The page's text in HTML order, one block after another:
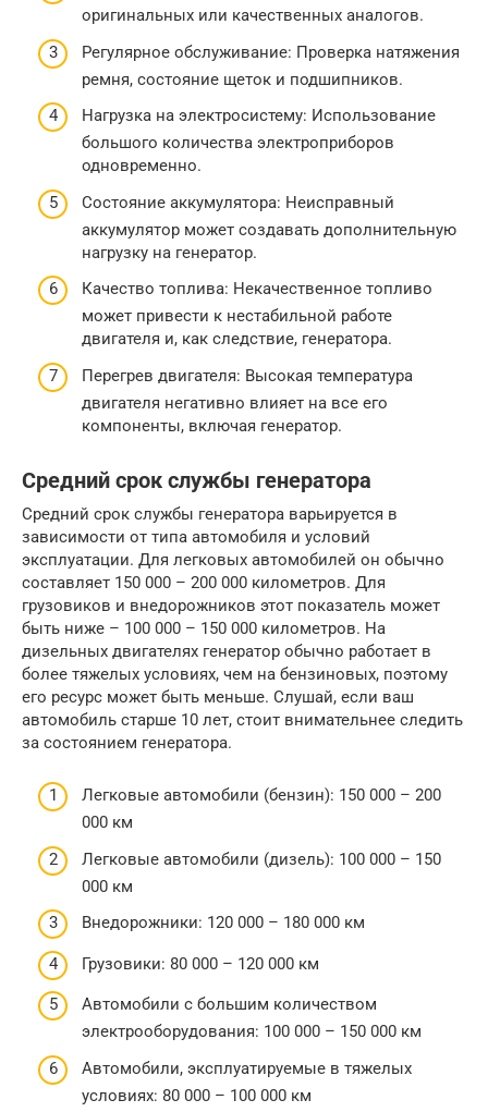
оригинальных или качественных аналогов.
Регулярное обслуживание: Проверка натяжения
ремня, состояние щеток и подшипников.
Нагрузка на электросистему: Использование
большого количества электроприборов
одновременно.
Состояние аккумулятора: Неисправный
аккумулятор может создавать дополнительную
нагрузку на генератор.
Качество топлива: Некачественное топливо
может привести к нестабильной работе
двигателя и, как следствие, генератора.
Перегрев двигателя: Высокая температура
двигателя негативно влияет на все его
компоненты, включая генератор.
Средний срок службы генератора
Средний срок службы генератора варьируется в
зависимости от типа автомобиля и условий
эксплуатации. Для легковых автомобилей он обычно
составляет 150 000 – 200 000 километров. Для
грузовиков и внедорожников этот показатель может
быть ниже – 100 000 – 150 000 километров. На
дизельных двигателях генератор обычно работает в
более тяжелых условиях, чем на бензиновых, поэтому
его ресурс может быть меньше. Слушай, если ваш
автомобиль старше 10 лет, стоит внимательнее следить
за состоянием генератора.
Легковые автомобили (бензин): 150 000 – 200
000 км
Легковые автомобили (дизель): 100 000 – 150
000 км
Внедорожники: 120 000 – 180 000 км
Грузовики: 80 000 – 120 000 км
Автомобили с большим количеством
электрооборудования: 100 000 – 150 000 км
Автомобили, эксплуатируемые в тяжелых
условиях: 80 000 – 100 000 км